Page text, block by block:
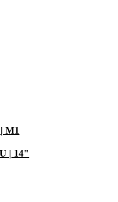
M1
| 14"